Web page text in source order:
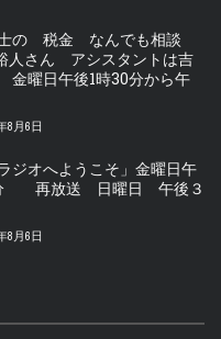
の 税金 なんでも相談
さん アシスタントは吉
曜日午後1時30分から午
8月6日
ジオへようこそ」金曜日午
分 再放送 日曜日 午後３
8月6日